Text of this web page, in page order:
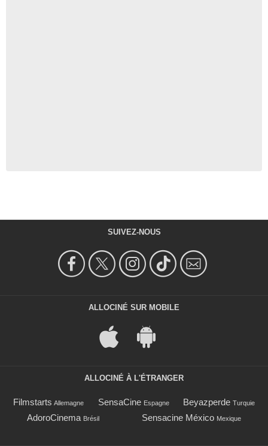
SUIVEZ-NOUS
ALLOCINÉ SUR MOBILE
ALLOCINÉ À L'ÉTRANGER
Filmstarts Allemagne SensaCine Espagne Beyazperde Turquie
AdoroCinema Brésil Sensacine México Mexique